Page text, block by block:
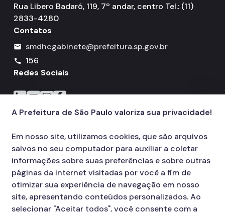
Rua Libero Badaró, 119, 7º andar, centro Tel.: (11)
2833-4280
Contatos
mail smdhcgabinete@prefeitura.sp.gov.br
call
156
Redes Sociais
Icone do LinkedIn
Icone do YouTube
Icone do Instagram
Icone do Facebook
A Prefeitura de São Paulo valoriza sua privacidade!
Em nosso site, utilizamos cookies, que são arquivos
salvos no seu computador para auxiliar a coletar
informações sobre suas preferências e sobre outras
páginas da internet visitadas por você a fim de
otimizar sua experiência de navegação em nosso
site, apresentando conteúdos personalizados. Ao
selecionar "Aceitar todos", você consente com a